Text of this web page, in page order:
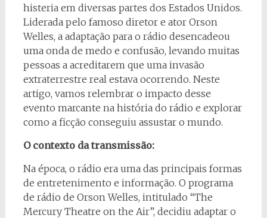
histeria em diversas partes dos Estados Unidos.
Liderada pelo famoso diretor e ator Orson
Welles, a adaptação para o rádio desencadeou
uma onda de medo e confusão, levando muitas
pessoas a acreditarem que uma invasão
extraterrestre real estava ocorrendo. Neste
artigo, vamos relembrar o impacto desse
evento marcante na história do rádio e explorar
como a ficção conseguiu assustar o mundo.
O contexto da transmissão:
Na época, o rádio era uma das principais formas
de entretenimento e informação. O programa
de rádio de Orson Welles, intitulado “The
Mercury Theatre on the Air”, decidiu adaptar o